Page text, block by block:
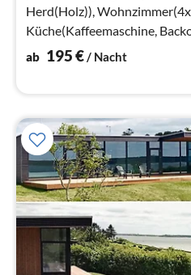
Herd(Holz)),
Küche(Kaffeemaschine,
Mikrowelle, Spülmaschine,
ab 195€/ Nacht